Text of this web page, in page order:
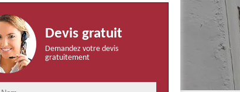
Devis gratuit
Demandez votre devis
gratuitement